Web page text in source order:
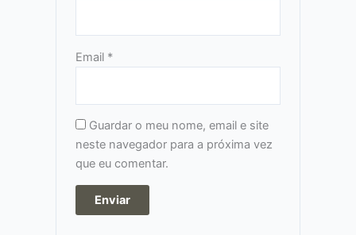
Email *
Guardar o meu nome, email e site
neste navegador para a próxima vez
que eu comentar.